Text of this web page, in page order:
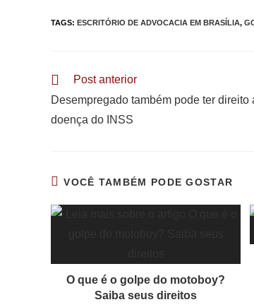
TAGS: ESCRITÓRIO DE ADVOCACIA EM BRASÍLIA,
Leia
artigos
Post anterior
Desempregado também pode ter direito
doença do INSS
VOCÊ TAMBÉM PODE GOSTAR
O que é o golpe do motoboy?
Saiba seus direitos